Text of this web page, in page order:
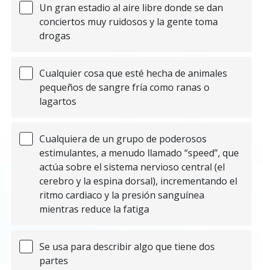
Un gran estadio al aire libre donde se dan
conciertos muy ruidosos y la gente toma
drogas
Cualquier cosa que esté hecha de animales
pequeños de sangre fría como ranas o
lagartos
Cualquiera de un grupo de poderosos
estimulantes, a menudo llamado “speed”, que
actúa sobre el sistema nervioso central (el
cerebro y la espina dorsal), incrementando el
ritmo cardiaco y la presión sanguínea
mientras reduce la fatiga
Se usa para describir algo que tiene dos
partes